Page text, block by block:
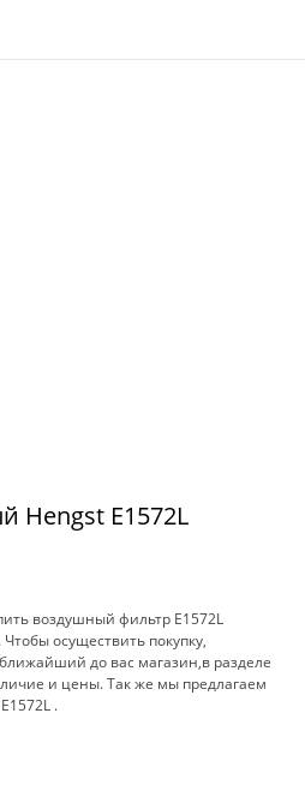
Hengst E1572L
воздушный фильтр E1572L
Чтобы осуществить покупку,
до вас магазин,в разделе
и цены. Так же мы предлагаем
.